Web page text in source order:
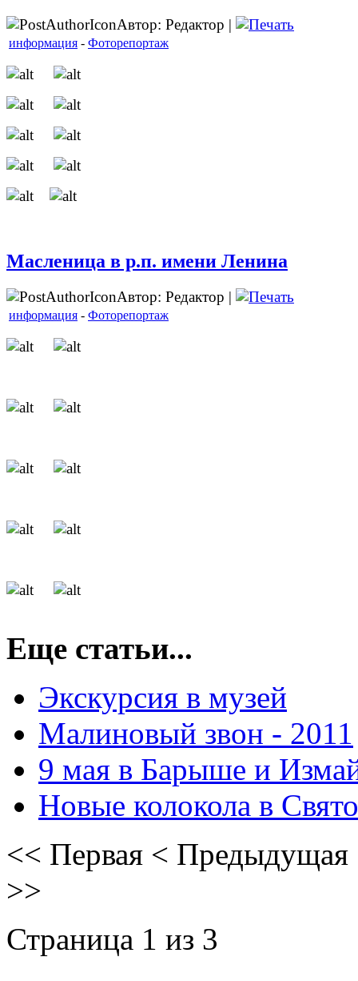
Автор: Редактор |
информация - Фоторепортаж
Масленица в р.п. имени Ленина
Автор: Редактор |
информация - Фоторепортаж
Еще статьи...
Экскурсия в музей
Малиновый звон - 2011
9 мая в Барыше и
Новые колокола в
<< Первая < Предыдущая
>>
Страница 1 из 3